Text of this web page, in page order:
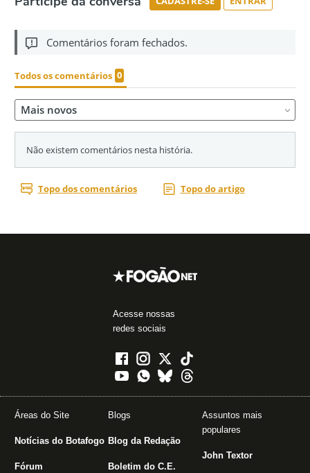
Acesse nossas
redes sociais
Áreas do Site
Notícias do Botafogo
Fórum
Blogs
Blog da Redação
Boletim do C.E.
Assuntos mais
populares
John Textor